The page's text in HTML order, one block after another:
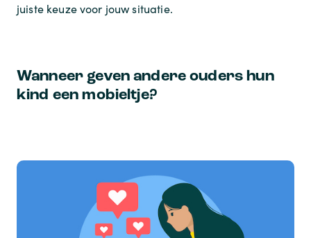
juiste keuze voor jouw situatie.
Wanneer geven andere ouders hun
kind een mobieltje?